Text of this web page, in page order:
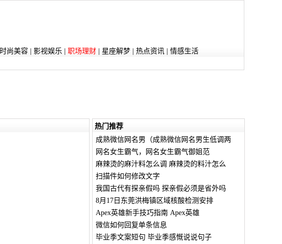
时尚美容| 影视娱乐 职场理财| 星座解梦| 热点资讯| 情感生活
热门推荐
成熟微信网名男（成熟微信网名男生低调两
网名女生霸气，网名女生霸气御姐范
麻辣烫的麻汁料怎么调 麻辣烫的料汁怎么
扫描件如何修改文字
我国古代有探亲假吗 探亲假必须是省外吗
8月17日东莞洪梅镇区域核酸检测安排
Apex英雄新手技巧指南 Apex英雄
微信如何回复单条信息
毕业季文案短句 毕业季感慨说说句子